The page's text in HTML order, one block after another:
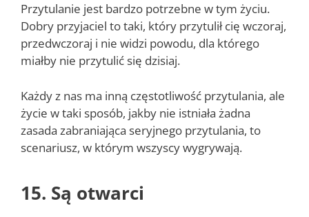
Przytulanie jest bardzo potrzebne w tym życiu.
Dobry przyjaciel to taki, który przytulił cię wczoraj,
przedwczoraj i nie widzi powodu, dla którego
miałby nie przytulić się dzisiaj.
Każdy z nas ma inną częstotliwość przytulania, ale
życie w taki sposób, jakby nie istniała żadna
zasada zabraniająca seryjnego przytulania, to
scenariusz, w którym wszyscy wygrywają.
15. Są otwarci